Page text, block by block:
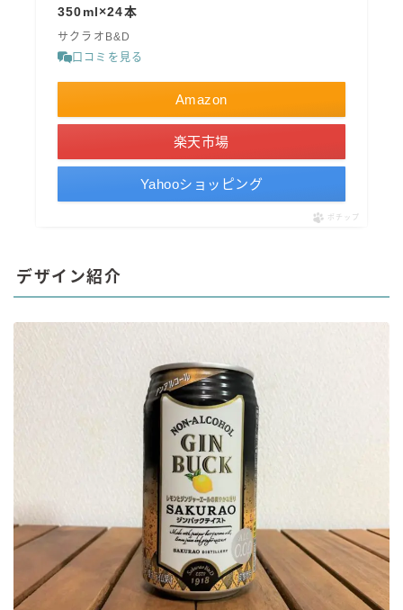
350ml×24本
サクラオB&D
口コミを見る
Amazon
楽天市場
Yahooショッピング
ポチップ
デザイン紹介